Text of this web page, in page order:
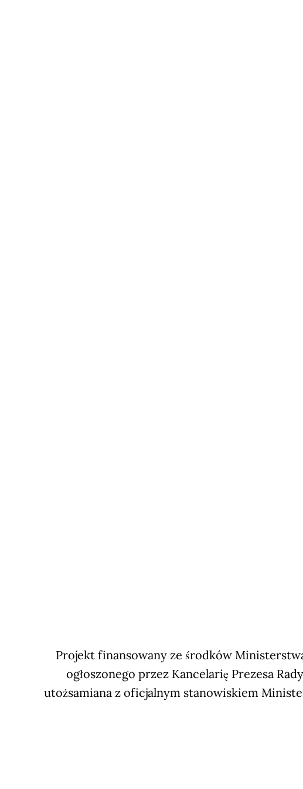
Projekt finansowany ze środków
ogłoszonego przez Kancelarię Prezesa
utożsamiana z oficjalnym stanowiskiem